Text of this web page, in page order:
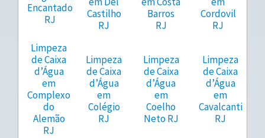
Encantado
RJ
Castilho
RJ
Barros
RJ
Cordovil
RJ
Limpeza
de Caixa
d’Água
em
Complexo
do
Alemão
RJ
Limpeza
de Caixa
d’Água
em
Colégio
RJ
Limpeza
de Caixa
d’Água
em
Coelho
Neto RJ
Limpeza
de Caixa
d’Água
em
Cavalcanti
RJ